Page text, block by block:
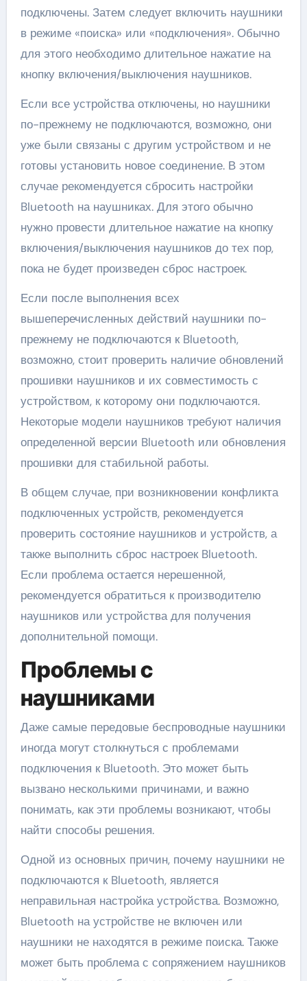
подключены. Затем следует включить наушники
в режиме «поиска» или «подключения». Обычно
для этого необходимо длительное нажатие на
кнопку включения/выключения наушников.
Если все устройства отключены, но наушники
по-прежнему не подключаются, возможно, они
уже были связаны с другим устройством и не
готовы установить новое соединение. В этом
случае рекомендуется сбросить настройки
Bluetooth на наушниках. Для этого обычно
нужно провести длительное нажатие на кнопку
включения/выключения наушников до тех пор,
пока не будет произведен сброс настроек.
Если после выполнения всех
вышеперечисленных действий наушники по-
прежнему не подключаются к Bluetooth,
возможно, стоит проверить наличие обновлений
прошивки наушников и их совместимость с
устройством, к которому они подключаются.
Некоторые модели наушников требуют наличия
определенной версии Bluetooth или обновления
прошивки для стабильной работы.
В общем случае, при возникновении конфликта
подключенных устройств, рекомендуется
проверить состояние наушников и устройств, а
также выполнить сброс настроек Bluetooth.
Если проблема остается нерешенной,
рекомендуется обратиться к производителю
наушников или устройства для получения
дополнительной помощи.
Проблемы с
наушниками
Даже самые передовые беспроводные наушники
иногда могут столкнуться с проблемами
подключения к Bluetooth. Это может быть
вызвано несколькими причинами, и важно
понимать, как эти проблемы возникают, чтобы
найти способы решения.
Одной из основных причин, почему наушники не
подключаются к Bluetooth, является
неправильная настройка устройства. Возможно,
Bluetooth на устройстве не включен или
наушники не находятся в режиме поиска. Также
может быть проблема с сопряжением наушников